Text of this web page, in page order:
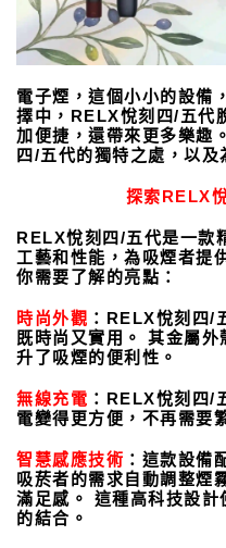
電子煙，這個小小的設備
擇中，RELX悅刻四/五代
加便捷，還帶來更多樂趣
四/五代的獨特之處，以及
探索RELX
RELX悅刻四/五代是一款
工藝和性能，為吸煙者提
你需要了解的亮點：
時尚外觀 ：RELX悅刻四/
既時尚又實用。 其金屬
升了吸煙的便利性。
無線充電 ：RELX悅刻四/
電變得更方便，不再需要
智慧感應技術 ：這款設備
吸菸者的需求自動調整煙
滿足感。 這種高科技設
的結合。